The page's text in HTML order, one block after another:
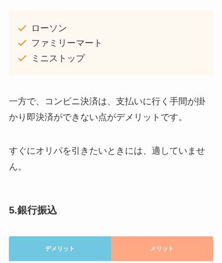
ローソン
ファミリーマート
ミニストップ
一方で、コンビニ決済は、支払いに行く手間が掛
かり即決済ができない点がデメリットです。
すぐにオリパを引きたいときには、適していませ
ん。
5.銀行振込
デメリット メリット